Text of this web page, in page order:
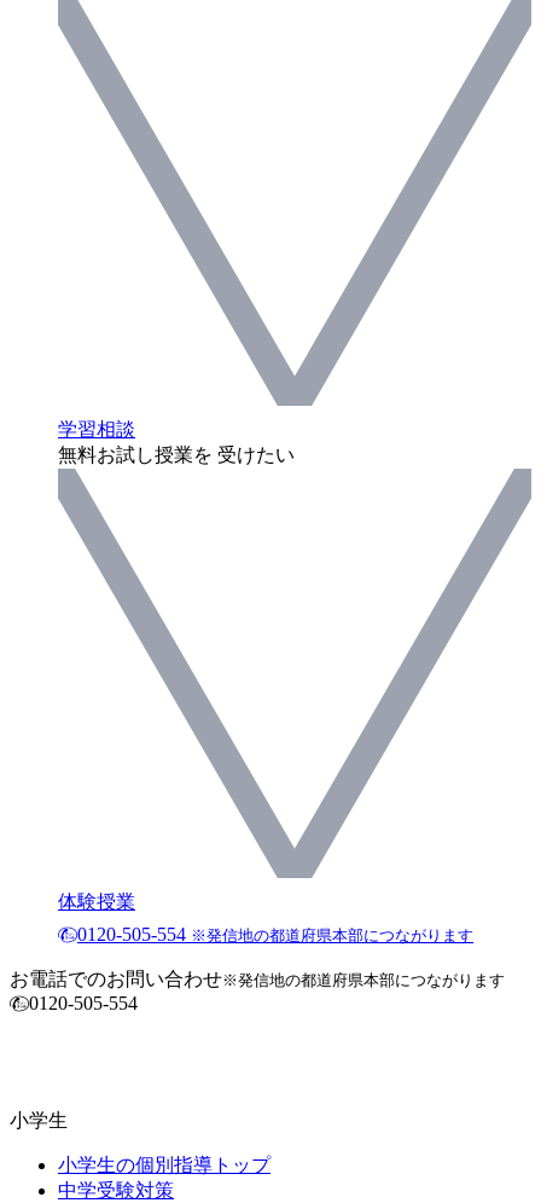
学習相談
無料お試し授業を 受けたい
体験授業
0120-505-554 ※発信地の都道府県本部につながります
お電話でのお問い合わせ※発信地の都道府県本部につながります
0120-505-554
小学生
小学生の個別指導トップ
中学受験対策